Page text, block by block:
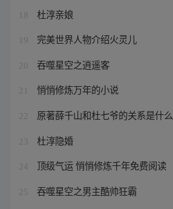
18 杜淳亲娘
19 完美世界人物介绍火灵儿
20 吞噬星空之逍遥客
21 悄悄修炼万年的小说
22 原著薛千山和杜七爷的关系是什么
23 杜淳隐婚
24 顶级气运 悄悄修炼千年免费阅读
25 吞噬星空之男主酷帅狂霸